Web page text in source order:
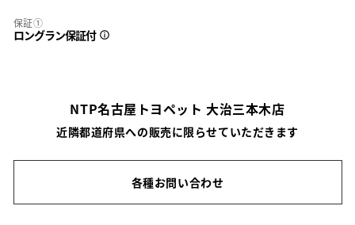
保証①
ロングラン保証付
NTP名古屋トヨペット 大治三本木店
近隣都道府県への販売に限らせていただきます
各種お問い合わせ